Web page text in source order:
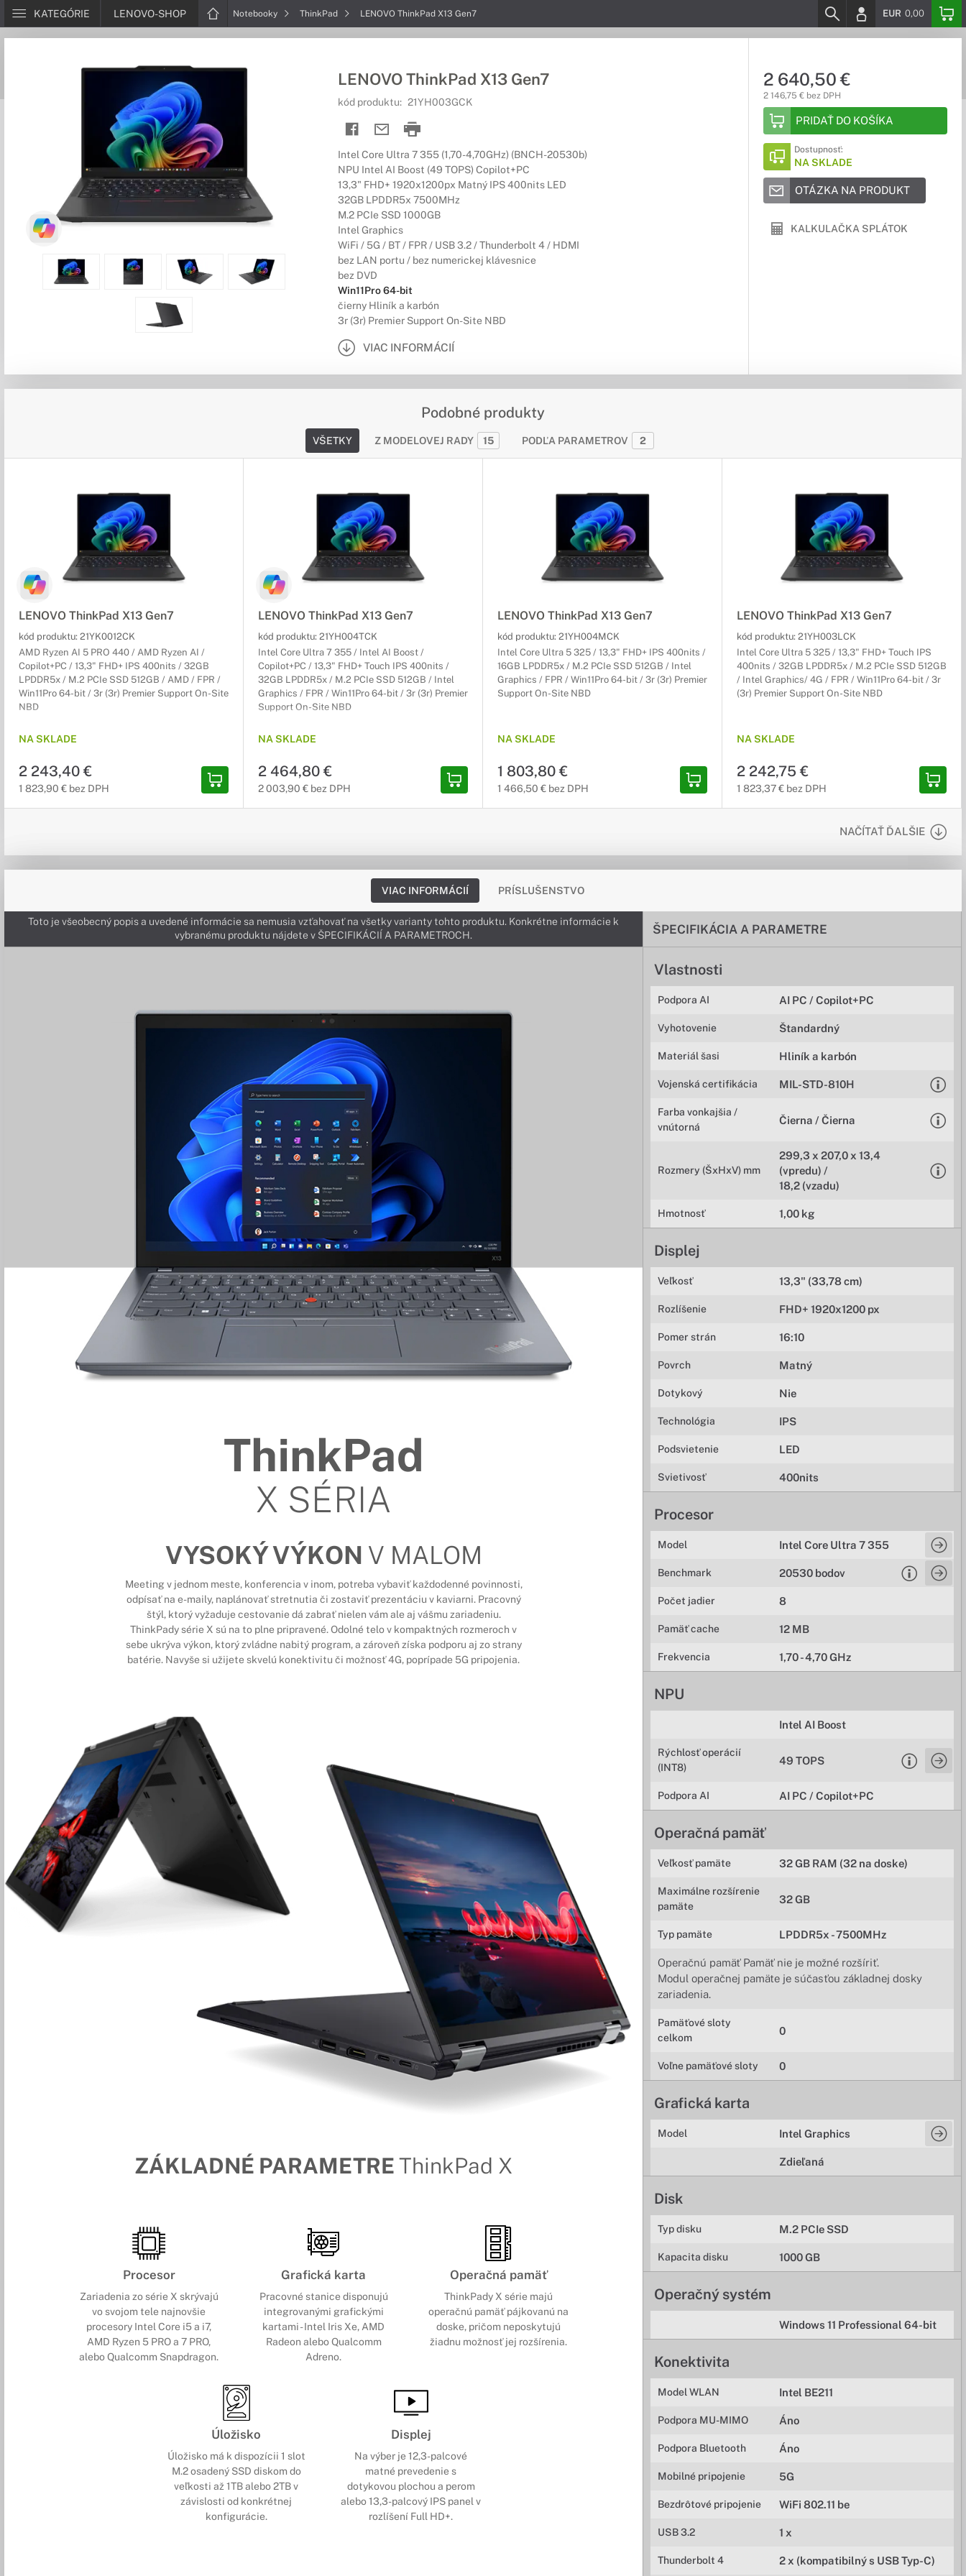
KATEGÓRIE LENOVO-SHOP Notebooky ThinkPad LENOVO ThinkPad X13 Gen7 EUR 0,00
LENOVO ThinkPad X13 Gen7
kód produktu: 21YH003GCK
Intel Core Ultra 7 355 (1,70-4,70GHz) (BNCH-20530b)
NPU Intel AI Boost (49 TOPS) Copilot+PC
13,3" FHD+ 1920x1200px Matný IPS 400nits LED
32GB LPDDR5x 7500MHz
M.2 PCIe SSD 1000GB
Intel Graphics
WiFi / 5G / BT / FPR / USB 3.2 / Thunderbolt 4 / HDMI
bez LAN portu / bez numerickej klávesnice
bez DVD
Win11Pro 64-bit
čierny Hliník a karbón
3r (3r) Premier Support On-Site NBD
VIAC INFORMÁCIÍ
2 640,50 €
2 146,75 € bez DPH
PRIDAŤ DO KOŠÍKA
Dostupnosť:
NA SKLADE
OTÁZKA NA PRODUKT
KALKULAČKA SPLÁTOK
Podobné produkty
VŠETKY Z MODELOVEJ RADY 15 PODĽA PARAMETROV 2
LENOVO ThinkPad X13 Gen7
kód produktu: 21YK0012CK
AMD Ryzen AI 5 PRO 440 / AMD Ryzen AI /
Copilot+PC / 13,3" FHD+ IPS 400nits / 32GB
LPDDR5x / M.2 PCIe SSD 512GB / AMD / FPR /
Win11Pro 64-bit / 3r (3r) Premier Support On-Site
NBD
NA SKLADE
2 243,40 €
1 823,90 € bez DPH
LENOVO ThinkPad X13 Gen7
kód produktu: 21YH004TCK
Intel Core Ultra 7 355 / Intel AI Boost /
Copilot+PC / 13,3" FHD+ Touch IPS 400nits /
32GB LPDDR5x / M.2 PCIe SSD 512GB / Intel
Graphics / FPR / Win11Pro 64-bit / 3r (3r) Premier
Support On-Site NBD
NA SKLADE
2 464,80 €
2 003,90 € bez DPH
LENOVO ThinkPad X13 Gen7
kód produktu: 21YH004MCK
Intel Core Ultra 5 325 / 13,3" FHD+ IPS 400nits /
16GB LPDDR5x / M.2 PCIe SSD 512GB / Intel
Graphics / FPR / Win11Pro 64-bit / 3r (3r) Premier
Support On-Site NBD
NA SKLADE
1 803,80 €
1 466,50 € bez DPH
LENOVO ThinkPad X13 Gen7
kód produktu: 21YH003LCK
Intel Core Ultra 5 325 / 13,3" FHD+ Touch IPS
400nits / 32GB LPDDR5x / M.2 PCIe SSD 512GB
/ Intel Graphics/ 4G / FPR / Win11Pro 64-bit / 3r
(3r) Premier Support On-Site NBD
NA SKLADE
2 242,75 €
1 823,37 € bez DPH
NAČÍTAŤ ĎALŠIE
VIAC INFORMÁCIÍ PRÍSLUŠENSTVO
ŠPECIFIKÁCIA A PARAMETRE
Vlastnosti
Podpora AI AI PC / Copilot+PC
Vyhotovenie Štandardný
Materiál šasi Hliník a karbón
Vojenská certifikácia MIL-STD-810H
Farba vonkajšia /
vnútorná
Čierna / Čierna
Rozmery (ŠxHxV) mm
299,3 x 207,0 x 13,4
(vpredu) /
18,2 (vzadu)
Hmotnosť 1,00 kg
Displej
Veľkosť 13,3" (33,78 cm)
Rozlíšenie FHD+ 1920x1200 px
Pomer strán 16:10
Povrch Matný
Dotykový Nie
Technológia IPS
Podsvietenie LED
Svietivosť 400nits
Procesor
Model Intel Core Ultra 7 355
Benchmark 20530 bodov
Počet jadier 8
Pamäť cache 12 MB
Frekvencia 1,70 - 4,70 GHz
NPU
Intel AI Boost
Rýchlosť operácií
(INT8)
49 TOPS
Podpora AI AI PC / Copilot+PC
Operačná pamäť
Veľkosť pamäte 32 GB RAM (32 na doske)
Maximálne rozšírenie
pamäte
32 GB
Typ pamäte LPDDR5x - 7500MHz
Operačnú pamäť Pamäť nie je možné rozšíriť.
Modul operačnej pamäte je súčasťou základnej dosky
zariadenia.
Pamäťové sloty
celkom
0
Voľne pamäťové sloty 0
Grafická karta
Model Intel Graphics
Zdieľaná
Disk
Typ disku M.2 PCIe SSD
Kapacita disku 1000 GB
Operačný systém
Windows 11 Professional 64-bit
Konektivita
Model WLAN Intel BE211
Podpora MU-MIMO Áno
Podpora Bluetooth Áno
Mobilné pripojenie 5G
Bezdrôtové pripojenie WiFi 802.11 be
USB 3.2 1 x
Thunderbolt 4 2 x (kompatibilný s USB Typ-C)
Toto je všeobecný popis a uvedené informácie sa nemusia vzťahovať na všetky varianty tohto produktu. Konkrétne informácie k
vybranému produktu nájdete v ŠPECIFIKÁCIÍ A PARAMETROCH.
ThinkPad
X SÉRIA
VYSOKÝ VÝKON V MALOM
Meeting v jednom meste, konferencia v inom, potreba vybaviť každodenné povinnosti,
odpísať na e-maily, naplánovať stretnutia či zostaviť prezentáciu v kaviarni. Pracovný
štýl, ktorý vyžaduje cestovanie dá zabrať nielen vám ale aj vášmu zariadeniu.
ThinkPady série X sú na to plne pripravené. Odolné telo v kompaktných rozmeroch v
sebe ukrýva výkon, ktorý zvládne nabitý program, a zároveň získa podporu aj zo strany
batérie. Navyše si užijete skvelú konektivitu či možnosť 4G, poprípade 5G pripojenia.
ZÁKLADNÉ PARAMETREThinkPad X
Procesor
Zariadenia zo série X skrývajú
vo svojom tele najnovšie
procesory Intel Core i5 a i7,
AMD Ryzen 5 PRO a 7 PRO,
aleboQualcomm Snapdragon.
Grafická karta
Pracovné stanice disponujú
integrovanými grafickými
kartami - Intel Iris Xe, AMD
Radeon alebo Qualcomm
Adreno.
Operačná pamäť
ThinkPady X série majú
operačnú pamäť pájkovanú na
doske, pričom neposkytujú
žiadnu možnosť jej rozšírenia.
Úložisko
Úložisko má k dispozícii 1 slot
M.2 osadený SSD diskom do
veľkosti až 1TB alebo 2TB v
závislosti od konkrétnej
konfigurácie.
Displej
Na výber je 12,3-palcové
matné prevedenie s
dotykovou plochou a perom
alebo 13,3-palcový IPS panel v
rozlíšení Full HD+.